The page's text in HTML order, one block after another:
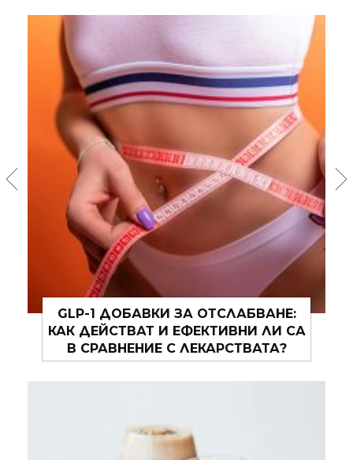
ЗА ПОЛЗИТЕ ОТ DRY JANUARY И КАК
ДА ГО ПРАКТИКУВАМЕ УСПЕШНО